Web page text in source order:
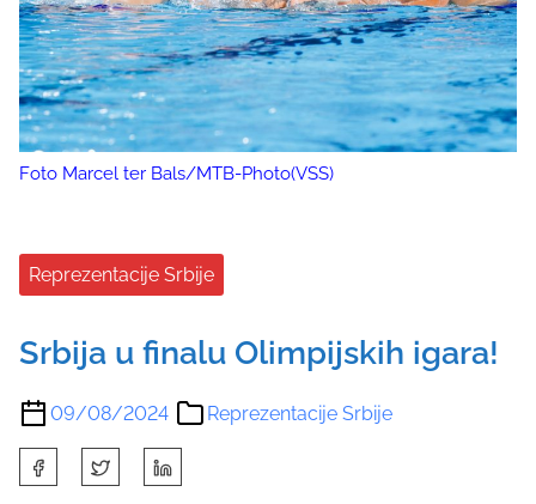
Foto Marcel ter Bals/MTB-Photo(VSS)
Reprezentacije Srbije
Srbija u finalu Olimpijskih igara!
09/08/2024 Reprezentacije Srbije
h